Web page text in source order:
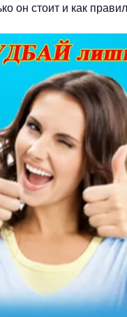
он стоит и как